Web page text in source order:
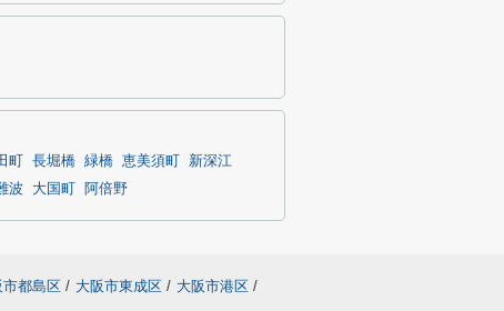
町 長堀橋 緑橋 恵美須町
新深江
波 大国町 阿倍野
市都島区 / 大阪市東成区 / 大阪市港区 /